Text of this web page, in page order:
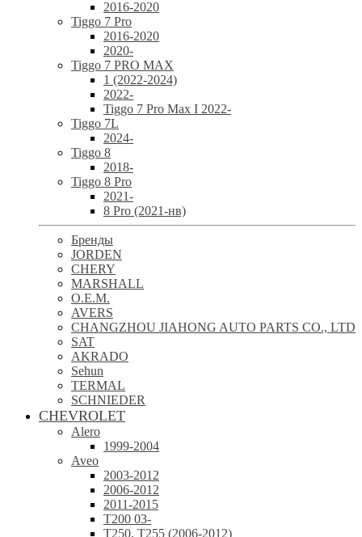
2016-2020
Tiggo 7 Pro
2016-2020
2020-
Tiggo 7 PRO MAX
1 (2022-2024)
2022-
Tiggo 7 Pro Max I 2022-
Tiggo 7L
2024-
Tiggo 8
2018-
Tiggo 8 Pro
2021-
8 Pro (2021-нв)
Бренды
JORDEN
CHERY
MARSHALL
O.E.M.
AVERS
CHANGZHOU JIAHONG AUTO PARTS CO., LTD
SAT
AKRADO
Sehun
TERMAL
SCHNIEDER
CHEVROLET
Alero
1999-2004
Aveo
2003-2012
2006-2012
2011-2015
T200 03-
T250, T255 (2006-2012)